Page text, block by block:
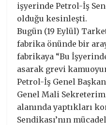
işyerinde Petrol-İş
olduğu kesinleşti.
Bugün (19 Eylül)
fabrika önünde bir
fabrikaya “Bu
asarak grevi
Petrol-İş Genel
Genel Mali
alanında yaptıkları
Sendikası’nın